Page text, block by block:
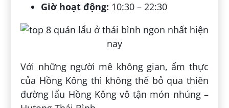
Giờ hoạt động: 10:30 – 22:30
Với những người mê không gian, ẩm thực
của Hồng Kông thì không thể bỏ qua thiên
đường lẩu Hồng Kông vô tận món nhúng –